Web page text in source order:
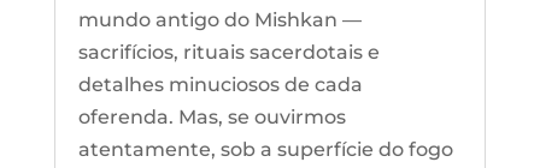
mundo antigo do Mishkan —
sacrifícios, rituais sacerdotais e
detalhes minuciosos de cada
oferenda. Mas, se ouvirmos
atentamente, sob a superfície do fogo